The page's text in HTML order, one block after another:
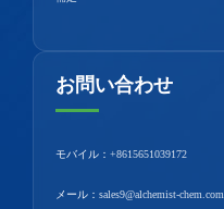
お問い合わせ
モバイル： +8615651039172
メール： sales9@alchemist-chem.com